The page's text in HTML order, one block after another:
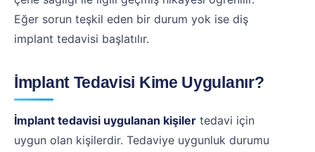
Eğer sorun teşkil eden bir durum yok ise diş
implant tedavisi başlatılır.
İmplant Tedavisi Kime Uygulanır?
İmplant tedavisi uygulanan kişiler tedavi için
uygun olan kişilerdir. Tedaviye uygunluk durumu